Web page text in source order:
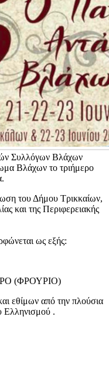
Συλλόγων Βλάχων
Βλάχων το τριήμερο
του Δήμου Τρικκαίων,
και της Περιφερειακής
ως εξής:
(ΦΡΟΥΡΙΟ)
εθίμων από την πλούσια
Ελληνισμού .